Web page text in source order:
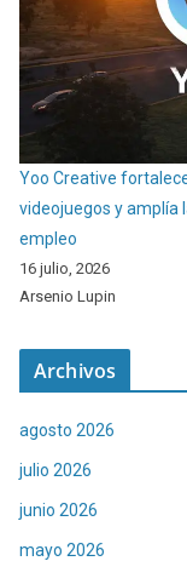
Yoo Creative
videojuegos y amplía
empleo
16 julio, 2026
Arsenio Lupin
Archivos
agosto 2026
julio 2026
junio 2026
mayo 2026